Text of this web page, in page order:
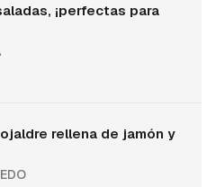
¡perfectas para
rellena de jamón y